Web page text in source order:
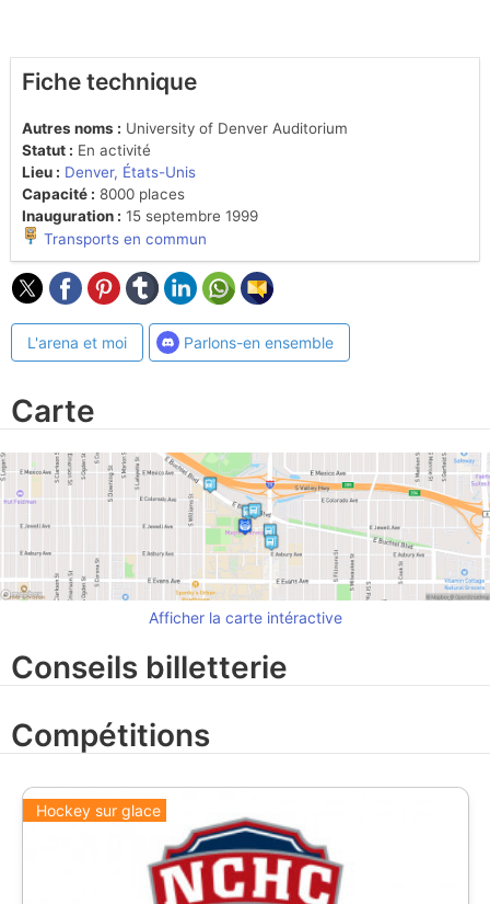
Fiche technique
Autres noms : University of Denver Auditorium
Statut : En activité
Lieu : Denver, États-Unis
Capacité : 8000 places
Inauguration : 15 septembre 1999
Transports en commun
L'arena et moi Parlons-en ensemble
Carte
Afficher la carte intéractive
Conseils billetterie
Compétitions
Hockey sur glace